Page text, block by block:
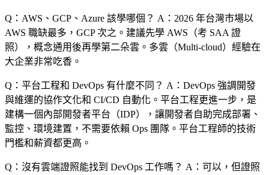
Q：AWS、GCP、Azure 該學哪個？ A：2026 年台灣市場以
AWS 職缺最多，GCP 次之。建議先學 AWS（考 SAA 證
照），概念通用後再學第二朵雲。多雲（Multi-cloud）經驗在
大企業非常吃香。
Q：平台工程和 DevOps 有什麼不同？ A：DevOps 強調開發
與維運的協作文化和 CI/CD 自動化。平台工程更進一步，是
建構一個內部開發者平台（IDP），讓開發者自助完成部署、
監控、環境建置，不需要依賴 Ops 團隊。平台工程師的技術
門檻和薪資都更高。
Q：沒有雲端證照能找到 DevOps 工作嗎？ A：可以，但證照